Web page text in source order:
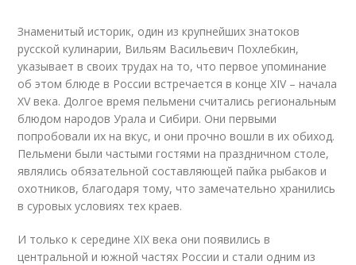
Знаменитый историк, один из крупнейших знатоков
русской кулинарии, Вильям Васильевич Похлебкин,
указывает в своих трудах на то, что первое упоминание
об этом блюде в России встречается в конце XIV – начала
XV века. Долгое время пельмени считались региональным
блюдом народов Урала и Сибири. Они первыми
попробовали их на вкус, и они прочно вошли в их обиход.
Пельмени были частыми гостями на праздничном столе,
являлись обязательной составляющей пайка рыбаков и
охотников, благодаря тому, что замечательно хранились
в суровых условиях тех краев.
И только к середине XIX века они появились в
центральной и южной частях России и стали одним из